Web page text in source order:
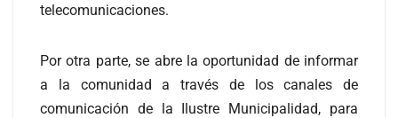
telecomunicaciones.
Por otra parte, se abre la oportunidad de informar
a la comunidad a través de los canales de
comunicación de la Ilustre Municipalidad, para